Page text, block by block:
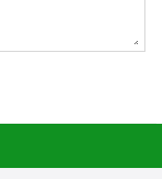
gỉ, ăn mòn và
trực tiếp